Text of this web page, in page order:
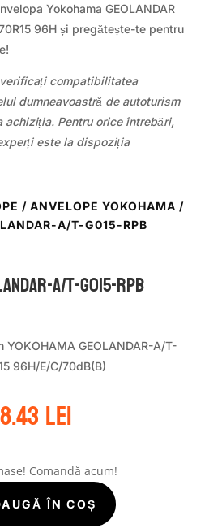
Yokohama GEOLANDAR
96H și pregătește-te pentru
compatibilitatea
dumneavoastră de autoturism
achiziția. Pentru orice întrebări,
este la dispoziția
/ ANVELOPE YOKOHAMA /
A/T-G015-RPB
A/T-G015-RPB
YOKOHAMA GEOLANDAR-A/T-
96H/E/C/70dB(B)
lei.
leiPrețul
curent
458.43 lei.
Comandă acum!
ÎN COȘ